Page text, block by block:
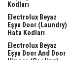
Kodları
Electrolux Beyaz
Eşya Door (laundry)
Hata Kodları
Electrolux Beyaz
Eşya Door And Door